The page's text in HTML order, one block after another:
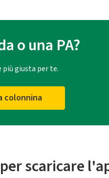
o una PA?
più giusta per te.
colonnina
scaricare